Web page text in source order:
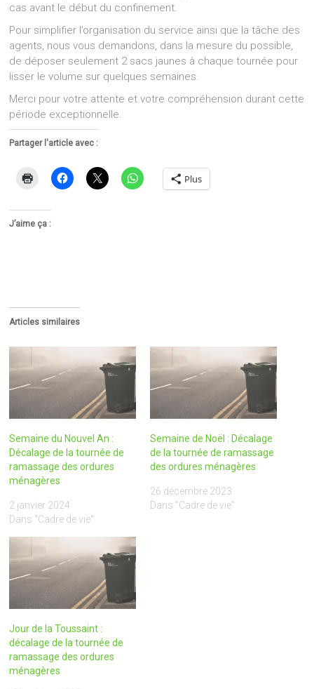
cas avant le début du confinement.
Pour simplifier l’organisation du service ainsi que la tâche des
agents, nous vous demandons, dans la mesure du possible,
de déposer seulement 2 sacs jaunes à chaque tournée pour
lisser le volume sur quelques semaines.
Merci pour votre attente et votre compréhension durant cette
période exceptionnelle.
Partager l'article avec :
Plus
J’aime ça :
Articles similaires
Semaine du Nouvel An :
Décalage de la tournée de
ramassage des ordures
ménagères
2 janvier 2024
Dans "Cadre de vie"
Semaine de Noël : Décalage
de la tournée de ramassage
des ordures ménagères
26 décembre 2023
Dans "Cadre de vie"
Jour de la Toussaint :
décalage de la tournée de
ramassage des ordures
ménagères